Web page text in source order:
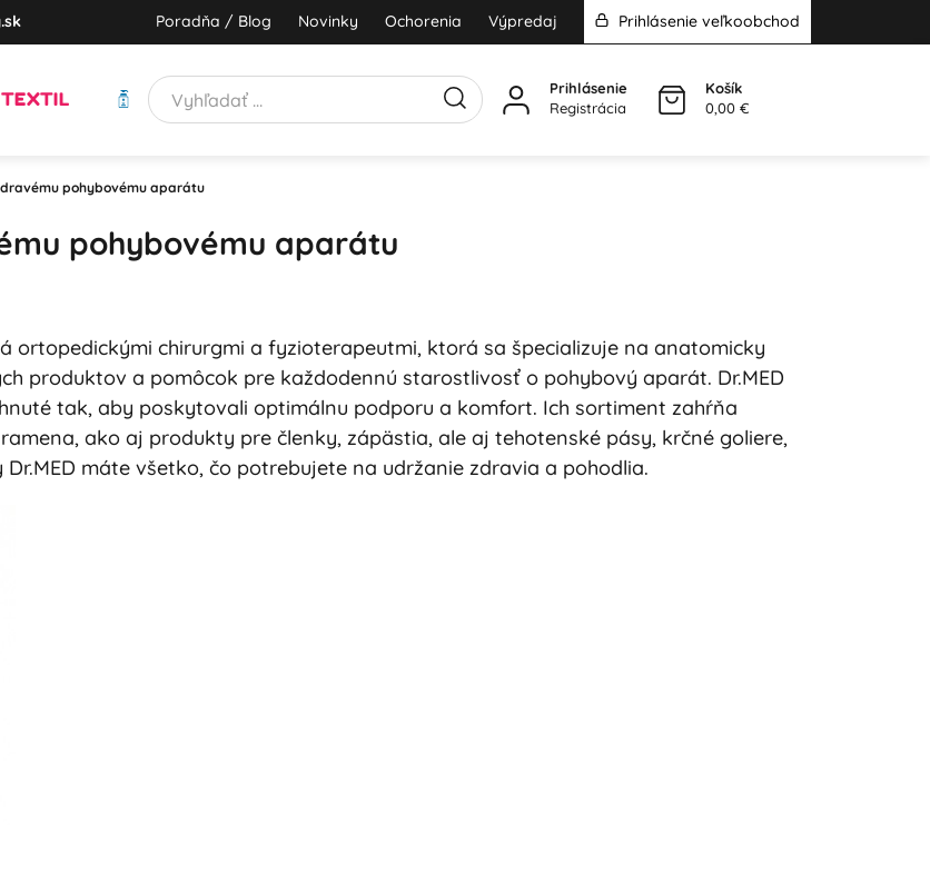
Poradňa / Blog Novinky Ochorenia Výpredaj Prihlásenie veľkoobchod
TEXTIL HYGIENA
Prihlásenie
Registrácia
Košík
0,00 €
pohybovému aparátu
pohybovému aparátu
ortopedickými chirurgmi a fyzioterapeutmi, ktorá sa špecializuje na anatomicky
produktov a pomôcok pre každodennú starostlivosť o pohybový aparát. Dr.MED
tak, aby poskytovali optimálnu podporu a komfort. Ich sortiment zahŕňa
ako aj produkty pre členky, zápästia, ale aj tehotenské pásy, krčné goliere,
máte všetko, čo potrebujete na udržanie zdravia a pohodlia.